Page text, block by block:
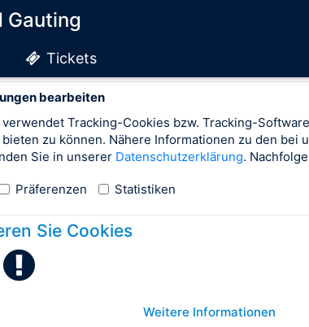
Gauting
Tickets
bearbeiten
Tracking-Cookies bzw. Tracking-
zu können. Nähere Informationen zu den
Sie in unserer Datenschutzerklärung.
Präferenzen Statistiken
Sie Cookies
Weitere Informationen